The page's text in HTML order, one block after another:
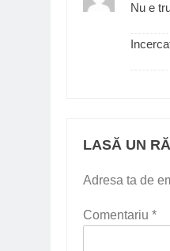
Nu e
LASĂ UN
Adresa ta de
Comentariu *